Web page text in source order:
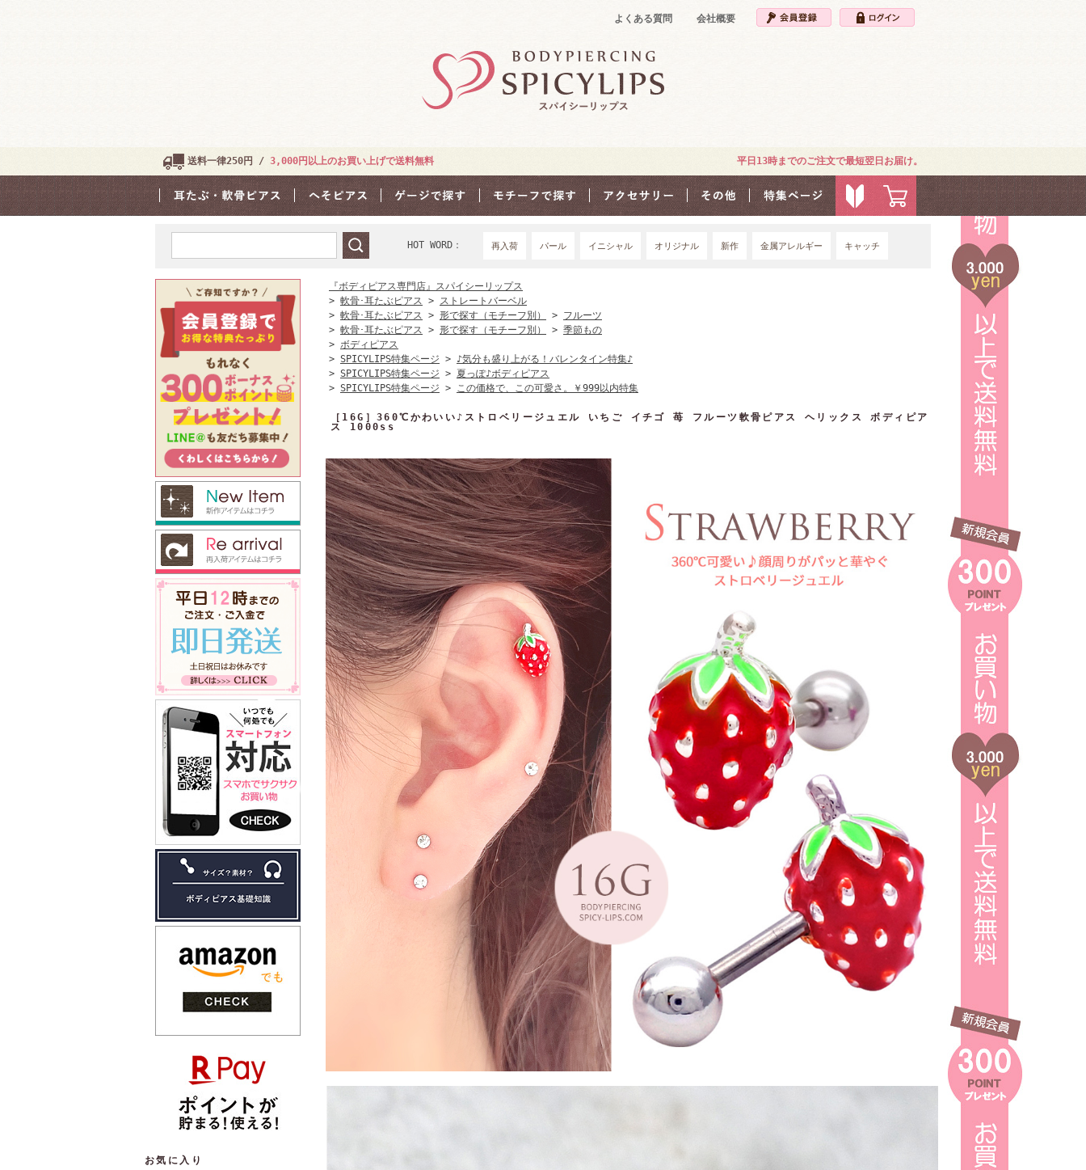
よくある質問 会社概要
送料一律250円 / 3,000円以上のお買い上げで送料無料 平日13時までのご注文で最短翌日お届け。
HOT WORD： 再入荷 パール イニシャル オリジナル 新作 金属アレルギー キャッチ
お気に入り
『ボディピアス専門店』スパイシーリップス
> 軟骨･耳たぶピアス > ストレートバーベル
> 軟骨･耳たぶピアス > 形で探す（モチーフ別） > フルーツ
> 軟骨･耳たぶピアス > 形で探す（モチーフ別） > 季節もの
> ボディピアス
> SPICYLIPS特集ページ > ♪気分も盛り上がる！バレンタイン特集♪
> SPICYLIPS特集ページ > 夏っぽ♪ボディピアス
> SPICYLIPS特集ページ > この価格で、この可愛さ。￥999以内特集
［16G］360℃かわいい♪ストロベリージュエル いちご イチゴ 苺 フルーツ軟骨ピアス ヘリックス ボディピア
ス 1000ss